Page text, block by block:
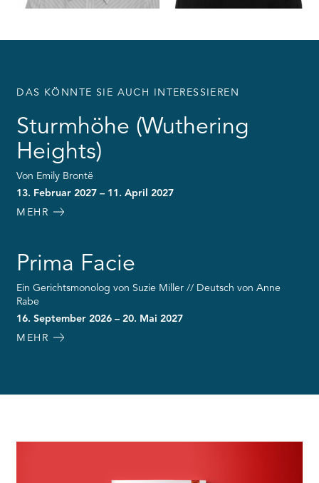
DAS KÖNNTE SIE AUCH INTERESSIEREN
Sturmhöhe (Wuthering
Heights)
Von Emily Brontë
13. Februar 2027 – 11. April 2027
MEHR
Prima Facie
Ein Gerichtsmonolog von Suzie Miller // Deutsch von Anne
Rabe
16. September 2026 – 20. Mai 2027
MEHR